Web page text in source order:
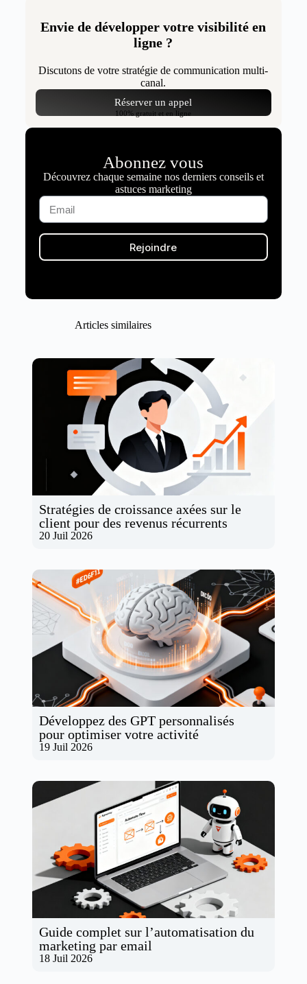
Envie de développer votre visibilité en
ligne ?
Discutons de votre stratégie de communication multi-
canal.
Réserver un appel
100% gratuit et en ligne
Abonnez vous
Découvrez chaque semaine nos derniers conseils et
astuces marketing
Rejoindre
Articles similaires
Stratégies de croissance axées sur le
client pour des revenus récurrents
20 Juil 2026
Développez des GPT personnalisés
pour optimiser votre activité
19 Juil 2026
Guide complet sur l’automatisation du
marketing par email
18 Juil 2026